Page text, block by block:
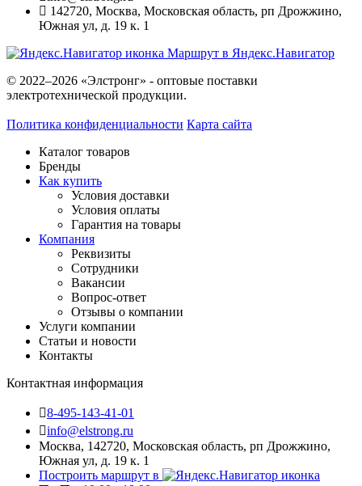
142720, Москва, Московская область, рп Дрожжино,
Южная ул, д. 19 к. 1
Маршрут в Яндекс.Навигатор
© 2022–2026 «Элстронг» - оптовые поставки
электротехнической продукции.
Политика конфиденциальности Карта сайта
Каталог товаров
Бренды
Как купить
Условия доставки
Условия оплаты
Гарантия на товары
Компания
Реквизиты
Сотрудники
Вакансии
Вопрос-ответ
Отзывы о компании
Услуги компании
Статьи и новости
Контакты
Контактная информация
8-495-143-41-01
info@elstrong.ru
Москва, 142720, Московская область, рп Дрожжино,
Южная ул, д. 19 к. 1
Построить маршрут в